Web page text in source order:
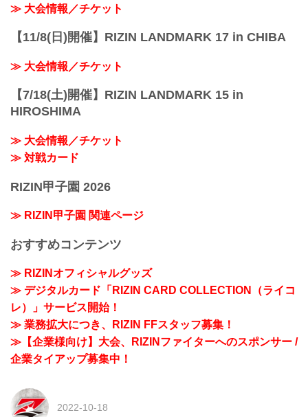
≫ 大会情報／チケット
【11/8(日)開催】RIZIN LANDMARK 17 in CHIBA
≫ 大会情報／チケット
【7/18(土)開催】RIZIN LANDMARK 15 in
HIROSHIMA
≫ 大会情報／チケット
≫ 対戦カード
RIZIN甲子園 2026
≫ RIZIN甲子園 関連ページ
おすすめコンテンツ
≫ RIZINオフィシャルグッズ
≫ デジタルカード「RIZIN CARD COLLECTION（ライコ
レ）」サービス開始！
≫ 業務拡大につき、RIZIN FFスタッフ募集！
≫【企業様向け】大会、RIZINファイターへのスポンサー /
企業タイアップ募集中！
2022-10-18